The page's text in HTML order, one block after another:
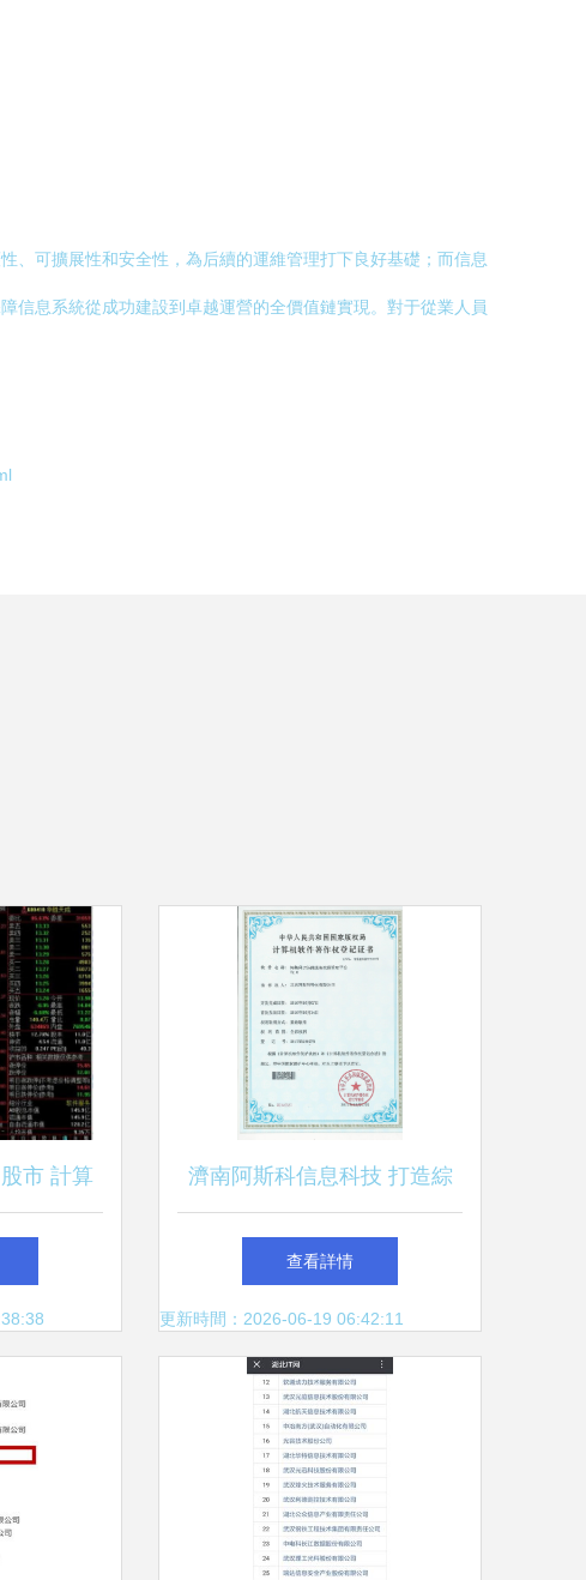
、可擴展性和安全性，為后續的運維管理打下良好基礎；而信息
信息系統從成功建設到卓越運營的全價值鏈實現。對于從業人員
市 計算
板塊悄然
濟南阿斯科信息科技 打造綜
合性信息系統集成服務體系
查看詳情
更新時間：2026-06-19 06:42:11